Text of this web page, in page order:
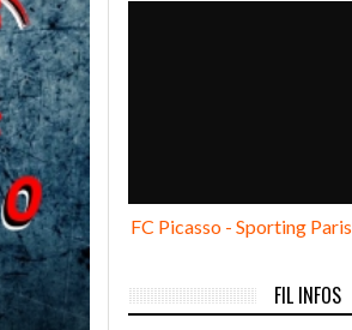
BOURGOIN
FC Picasso - Sporting Paris
FIL INFOS